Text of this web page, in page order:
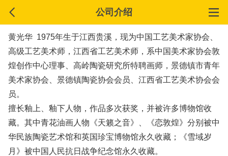
公司介绍
黄光华 1975年生于江西贵溪，现为中国工艺美术家协会、
高级工艺美术师，江西省工艺美术师，系中国美术家协会敦
煌创作中心理事、高岭陶瓷研究所特聘画师，景德镇市青年
美术家协会、景德镇陶瓷协会会员、江西省工艺美术协会会
员。
擅长釉上、釉下人物，作品多次获奖，并被许多博物馆收
藏。其中青花油画人物《天籁之音》、《恋敦煌》分别被中
华民族陶瓷艺术馆和英国珍宝博物馆永久收藏；《雪域岁
月》被中国人民抗日战争纪念馆永久收藏。